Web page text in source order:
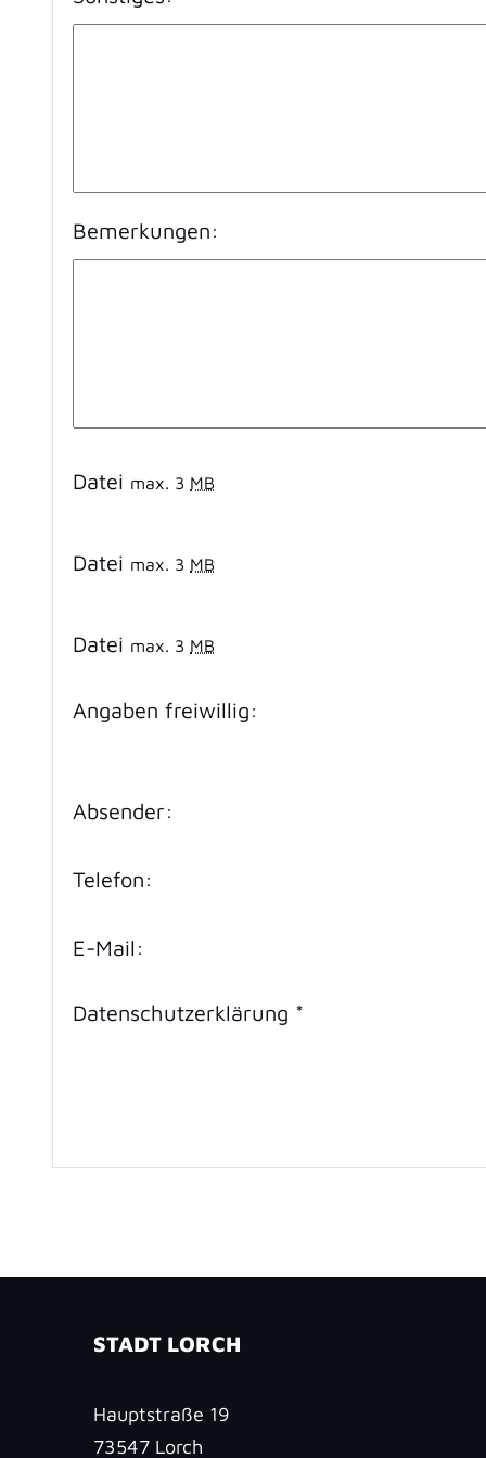
Bemerkungen:
Datei max. 3 MB
Datei max. 3 MB
Datei max. 3 MB
Angaben freiwillig:
Absender:
Telefon:
E-Mail:
Datenschutz­erklärung *
STADT LORCH
Hauptstraße 19
73547 Lorch